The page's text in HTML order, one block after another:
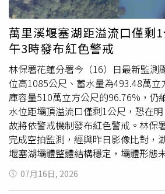
建立「跌得不要比大盤多」的觀念，
盤一致」，才是較符合長期投資的思
充，同樣屬於高股息ETF的元大高股
約9%，同樣低於國巨約48.4%的跌幅
震盪期間，仍具備相對分散風險的效
網友熱烈討論，「穩定配息，活在當
天樂活\，這不就是人生嗎」、「相
0056和0050了」、「是，穩才能走
就能領悟的真理 」、「客觀一點，個
操作方式也不同」。
萬里溪堰塞湖距溢流口僅剩
午3時發布紅色警戒
林保署花蓮分署今（16）日最新監測
位高1085公尺、蓄水量為493.48萬立
庫容量510萬立方公尺的96.76%，仍
水位距壩頂溢流口僅剩1公尺，恐在明
故將依警戒機制發布紅色警戒。林保
完成空拍監測，經與昨日影像比對，
堰塞湖壩體整體結構穩定，壩體形態
現異常情形。花蓮分署提到目前水位
尺，因壩頂係由數次崩塌土石堆積形
07月16日, 2026